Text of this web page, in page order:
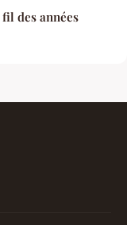
des années